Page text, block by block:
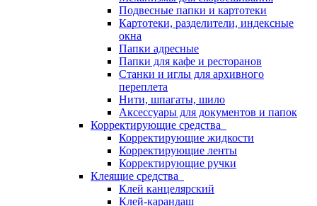
Подвесные папки и картотеки
Картотеки, разделители, индексные
окна
Папки адресные
Папки для кафе и ресторанов
Станки и иглы для архивного
переплета
Нити, шпагаты, шило
Аксессуары для документов и папок
Корректирующие средства
Корректирующие жидкости
Корректирующие ленты
Корректирующие ручки
Клеящие средства
Клей канцелярский
Клей-карандаш